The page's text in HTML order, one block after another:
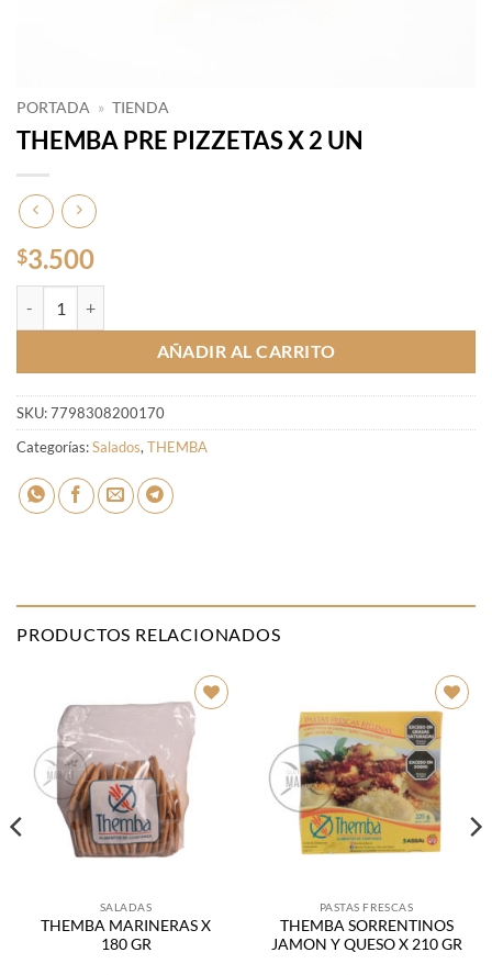
PORTADA » TIENDA
THEMBA PRE PIZZETAS X 2 UN
$3.500
AÑADIR AL CARRITO
SKU:7798308200170
Categorías:Salados,THEMBA
PRODUCTOS RELACIONADOS
lista de
SALADAS
THEMBA MARINERAS X
180 GR
Añadir
a la
lista de
deseos
PASTAS FRESCAS
THEMBA SORRENTINOS
JAMON Y QUESO X 210 GR